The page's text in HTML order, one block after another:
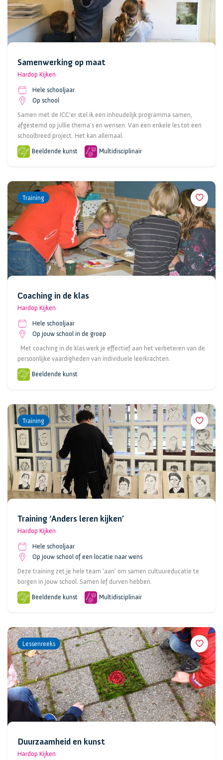
Samenwerking op maat
Hardop Kijken
Hele schooljaar
Op school
Samen met de ICC’er stel ik een inhoudelijk programma samen,
afgestemd op jullie thema’s en wensen. Van een enkele les tot een
schoolbreed project. Het kan allemaal.
Beeldende kunst Multidisciplinair
Training
Coaching in de klas
Hardop Kijken
Hele schooljaar
Op jouw school in de groep
Met coaching in de klas werk je effectief aan het verbeteren van de
persoonlijke vaardigheden van individuele leerkrachten.
Beeldende kunst
Training
Training ‘Anders leren kijken’
Hardop Kijken
Hele schooljaar
Op jouw school of een locatie naar wens
Deze training zet je hele team ‘aan’ om samen cultuureducatie te
borgen in jouw school. Samen lef durven hebben.
Beeldende kunst Multidisciplinair
Lessenreeks
Duurzaamheid en kunst
Hardop Kijken